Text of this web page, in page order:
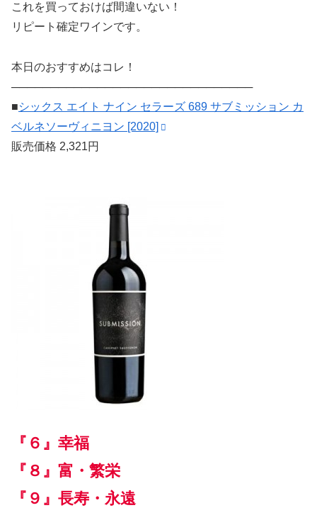
これを買っておけば間違いない！
リピート確定ワインです。
本日のおすすめはコレ！
───────────────────────────────
■シックス エイト ナイン セラーズ 689 サブミッション カ
ベルネソーヴィニヨン [2020]
販売価格 2,321円
『６』幸福
『８』富・繁栄
『９』長寿・永遠